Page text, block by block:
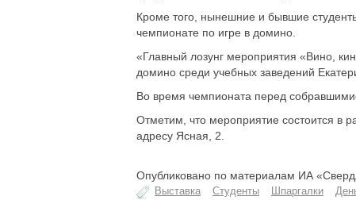
Кроме того, нынешние и бывшие
чемпионате по игре в домино.
«Главный лозунг мероприятия «Вино,
домино среди учебных заведений
Во время чемпионата перед
Отметим, что мероприятие состоится в
адресу Ясная, 2.
Опубликовано по материалам ИА
Выставка Студенты Шпаргалки